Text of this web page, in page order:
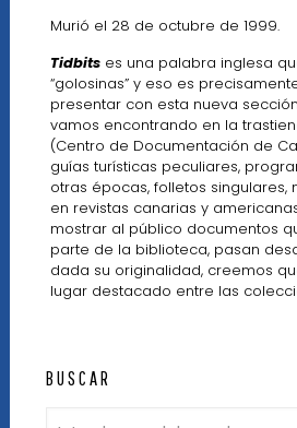
Murió el 28 de octubre de 1999.
Tidbitses una palabra inglesa
“golosinas” y eso es
presentar con esta nueva
vamos encontrando en la
(Centro de Documentación de
guías turísticas peculiares,
otras épocas, folletos singulares,
en revistas canarias y
mostrar al público documentos
parte de la biblioteca, pasan
dada su originalidad, creemos
lugar destacado entre las
BUSCAR